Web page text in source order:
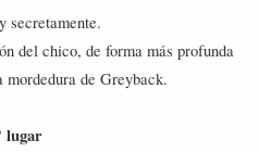
secretamente.
del chico, de forma más profunda
mordedura de Greyback.
lugar